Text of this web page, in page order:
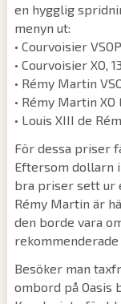
en hygglig
menyn ut:
• Courvoisier
• Courvoisier XO,
• Rémy Martin
• Rémy Martin XO
• Louis XIII de
För dessa priser
Eftersom dollarn
bra priser sett ur
Rémy Martin är
den borde vara
Besöker man
ombord på Oasis